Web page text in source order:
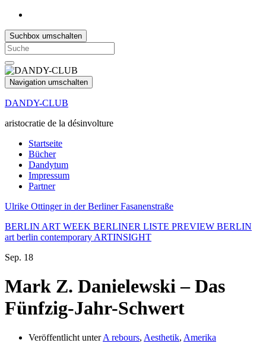
Suchbox umschalten
Search
for:
Navigation umschalten
DANDY-CLUB
aristocratie de la désinvolture
Startseite
Bücher
Dandytum
Impressum
Partner
Ulrike Ottinger in der Berliner Fasanenstraße
BERLIN ART WEEK BERLINER LISTE PREVIEW BERLIN
art berlin contemporary ARTINSIGHT
Sep. 18
Mark Z. Danielewski – Das
Fünfzig-Jahr-Schwert
Veröffentlicht unterA rebours, Aesthetik, Amerika